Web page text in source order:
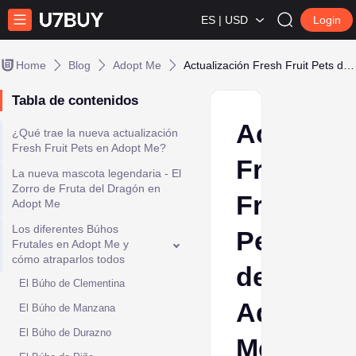
ES | USD Login
Home Blog Adopt Me
Tabla de contenidos
¿Qué trae la nueva actualización
Fresh Fruit Pets en Adopt Me?
La nueva mascota legendaria - El
Zorro de Fruta del Dragón en
Adopt Me
Los diferentes Búhos
Frutales en Adopt Me y
cómo atraparlos todos
El Búho de Clementina
El Búho de Manzana
El Búho de Durazno
Fresh
Fruit
Pets
de
Adopt
Me: